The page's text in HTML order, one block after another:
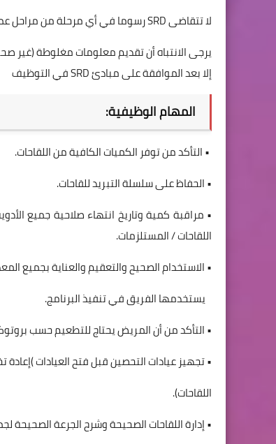
لا تتقاضى SRD رسوما في أي مرحلة من مراحل عملية التوظيف.
يرجى الانتباه أن تقديم معلومات مغلوطة (غير
إلا بعد الموافقة على مبادئ SRD في التوظيف
المهام الوظيفية:
• التأكد من توفر الكميات الكافية من اللقاحات.
• الحفاظ على سلسلة التبريد للقاحات.
• مراقبة كمية وتاريخ انتهاء صلاحية جميع
اللقاحات / المستلزمات.
• الاستخدام الصحيح والتعقيم والعناية بجميع
يستخدمها الفريق في تنفيذ البرنامج.
• التأكد من أن المريض يحتاج للتطعيم حسب
• تجهيز عيادات التحصين قبل فتح العيادات
اللقاحات).
• إدارة اللقاحات الصحيحة وشرح الجرعة